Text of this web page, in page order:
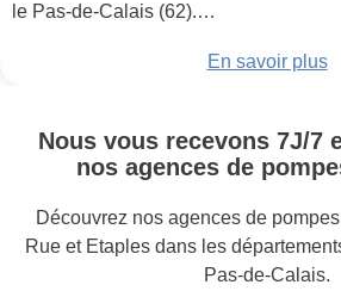
le Pas-de-Calais (62).…
En savoir plus
Nous vous recevons 7J/7
nos agences de
Découvrez nos agences de
Rue et Etaples dans les
Pas-de-Calais.